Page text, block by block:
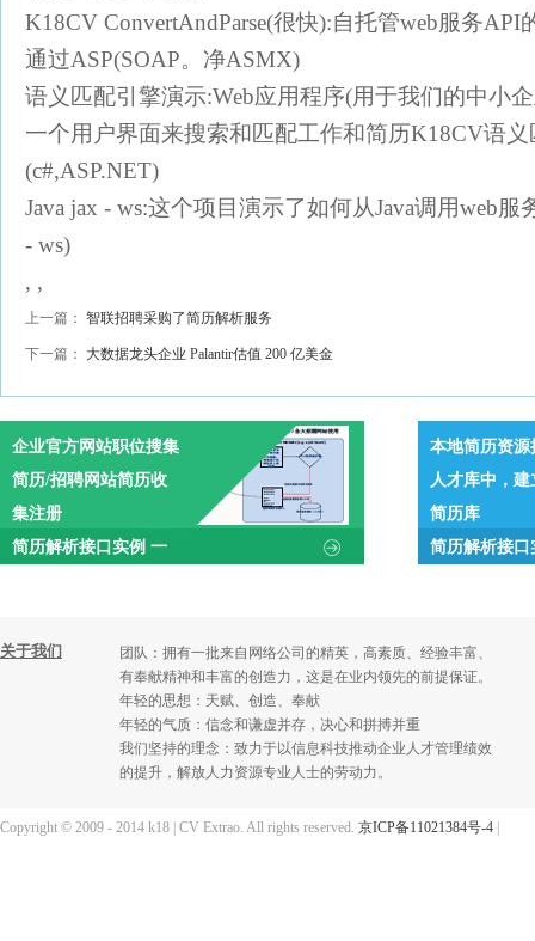
K18CV ConvertAndParse(很快):自托管web服务
通过ASP(SOAP。净ASMX)
语义匹配引擎演示:Web应用程序(用于我们的中小
一个用户界面来搜索和匹配工作和简历K18CV语
(c#,ASP.NET)
Java jax - ws:这个项目演示了如何从Java调用web服
- ws)
, ,
上一篇： 智联招聘采购了简历解析服务
下一篇： 大数据龙头企业 Palantir估值 200 亿美金
企业官方网站职位搜集
简历/招聘网站简历收
集注册
简历解析接口实例 一
本地简历资
人才库中，
简历库
简历解析接口
关于我们
团队：拥有一批来自网络公司的精英，高素质、经验丰富、
有奉献精神和丰富的创造力，这是在业内领先的前提保证。
年轻的思想：天赋、创造、奉献
年轻的气质：信念和谦虚并存，决心和拼搏并重
我们坚持的理念：致力于以信息科技推动企业人才管理绩效
的提升，解放人力资源专业人士的劳动力。
Copyright © 2009 - 2014 k18 | CV Extrao. All rights reserved. 京ICP备11021384号-4